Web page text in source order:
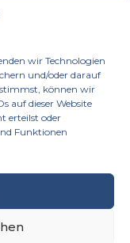
wir Technologien
und/oder darauf
können wir
auf dieser Website
erteilst oder
Funktionen
Werken